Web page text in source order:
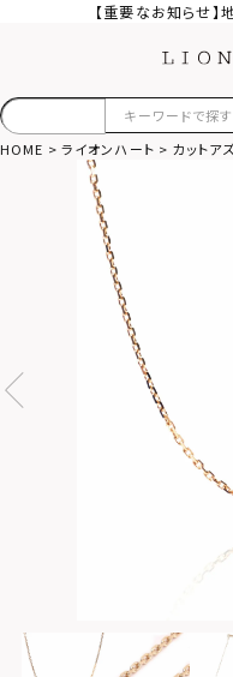
【重要なお知らせ
HOME ライオンハート カットア